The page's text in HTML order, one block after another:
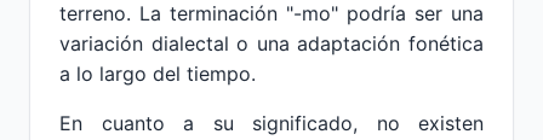
terreno. La terminación "-mo" podría ser una
variación dialectal o una adaptación fonética
a lo largo del tiempo.
En cuanto a su significado, no existen